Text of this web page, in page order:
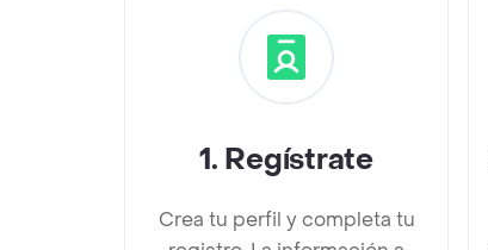
1. Regístrate
Crea tu perfil y completa tu